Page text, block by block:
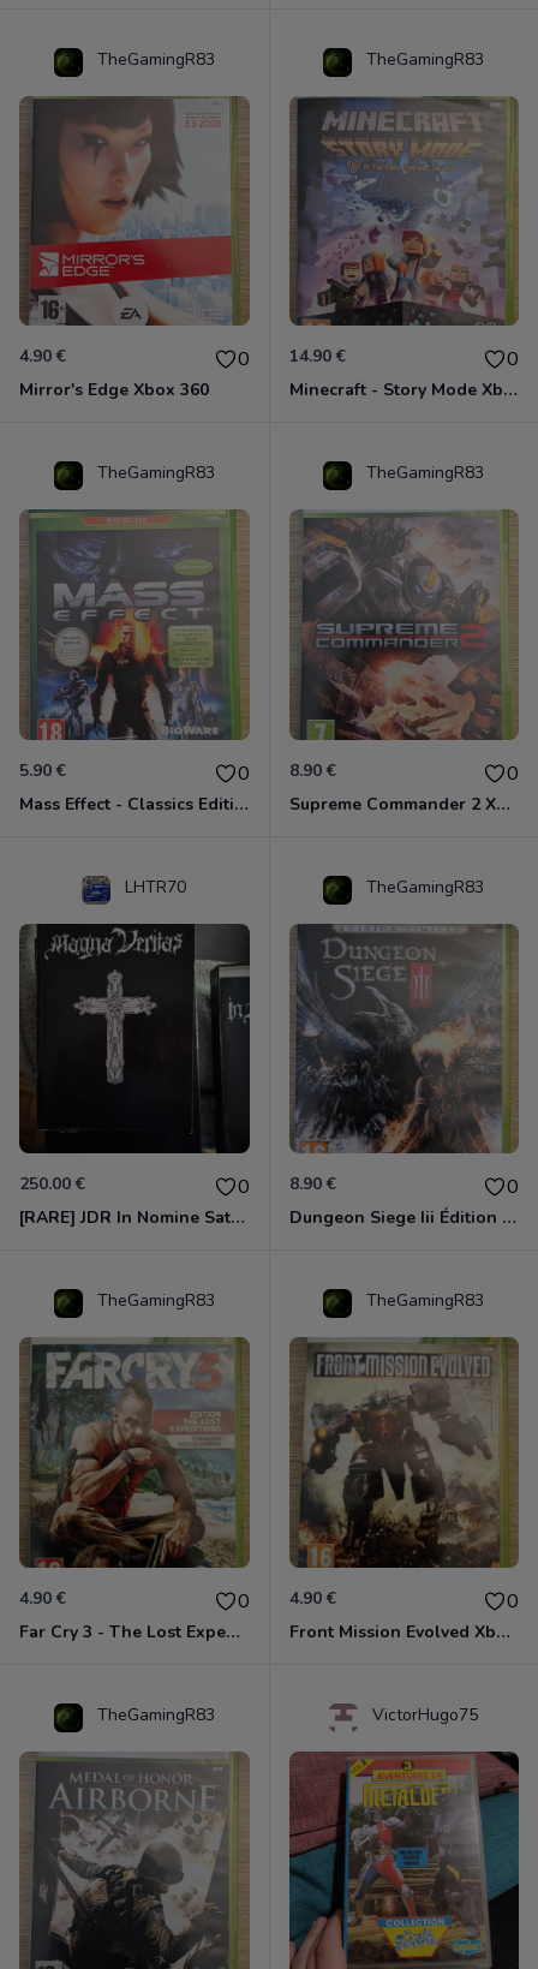
TheGamingR83
4.90 € 0
Mirror's Edge Xbox 360
TheGamingR83
14.90 € 0
Minecraft - Story Mode Xbox 360
TheGamingR83
5.90 € 0
Mass Effect - Classics Edition Xbox 360
TheGamingR83
8.90 € 0
Supreme Commander 2 Xbox 360
LHTR70
250.00 € 0
[RARE] JDR In Nomine Satanis / Magna Veritas – 1ère Édition BOÎTE (DOS BLANC, 1989) - CROC / Siroz
TheGamingR83
8.90 € 0
Dungeon Siege Iii Édition Limitée - Vf Intégrale Xbox 360
TheGamingR83
4.90 € 0
Far Cry 3 - The Lost Expeditions - Edition Spéciale Xbox 360
TheGamingR83
4.90 € 0
Front Mission Evolved Xbox 360
TheGamingR83 VictorHugo75